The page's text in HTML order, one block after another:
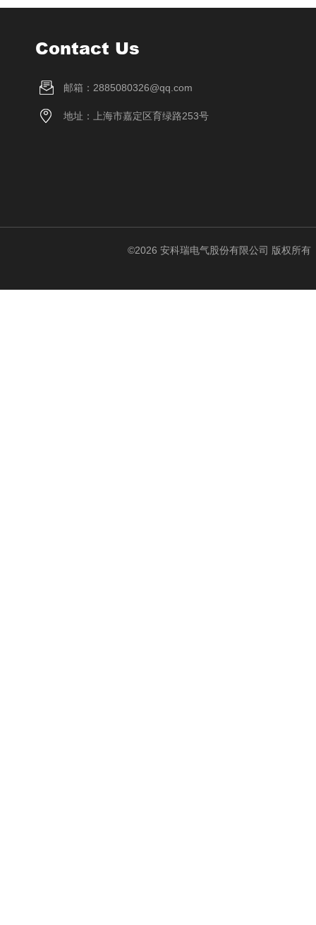
Contact Us
邮箱：2885080326@qq.com
地址：上海市嘉定区育绿路253号
©2026 安科瑞电气股份有限公司 版权所